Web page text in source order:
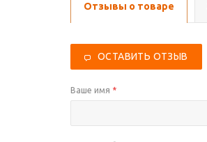
Отзывы о товаре
ОСТАВИТЬ ОТЗЫВ
Ваше имя *